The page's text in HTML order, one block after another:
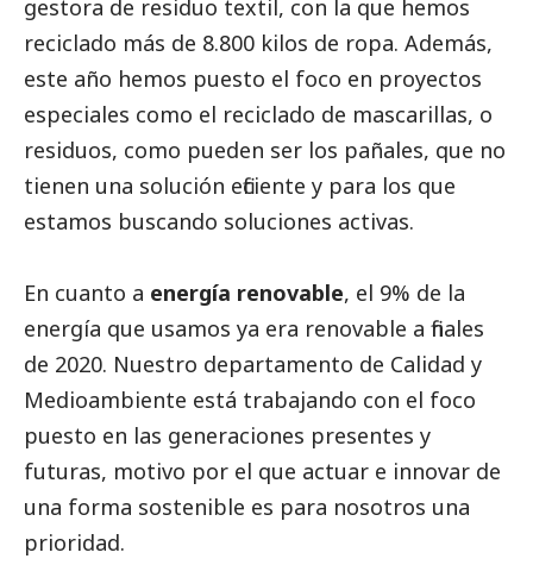
gestora de residuo textil, con la que hemos
reciclado más de 8.800 kilos de ropa. Además,
este año hemos puesto el foco en proyectos
especiales como el reciclado de mascarillas, o
residuos, como pueden ser los pañales, que no
tienen una solución eficiente y para los que
estamos buscando soluciones activas.
En cuanto a energía renovable, el 9% de la
energía que usamos ya era renovable a finales
de 2020. Nuestro departamento de Calidad y
Medioambiente está trabajando con el foco
puesto en las generaciones presentes y
futuras, motivo por el que actuar e innovar de
una forma sostenible es para nosotros una
prioridad.